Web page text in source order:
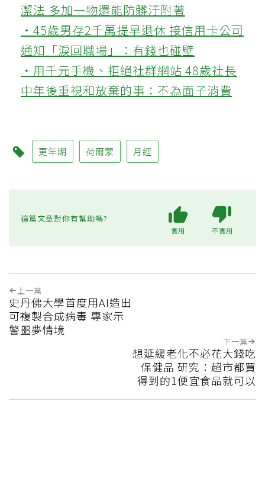
潔法 多加一物還能防髒汙附著
‧45歲男存2千萬提早退休 接信用卡公司
通知「淚回職場」：有錢也碰壁
‧用千元手機、拒絕社群網站 48歲社長
中年後重視和放棄的事：不為面子消費
更年期 荷爾蒙 月經
這篇文章對你有幫助嗎?
實用 不實用
上一篇
史丹佛大學首度用AI造出
可複製合成病毒 專家示
警噩夢情境
下一篇
想延緩老化不必花大錢吃
保健品 研究：超市都買
得到的1便宜食品就可以